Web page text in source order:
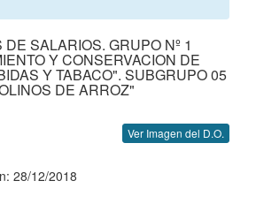
SALARIOS. GRUPO Nº 1
Y CONSERVACION DE
Y TABACO". SUBGRUPO 05
DE ARROZ"
Ver Imagen del D.O.
28/12/2018